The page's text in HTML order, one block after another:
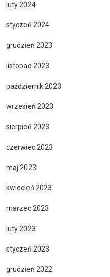
luty 2024
styczeń 2024
grudzień 2023
listopad 2023
październik 2023
wrzesień 2023
sierpień 2023
czerwiec 2023
maj 2023
kwiecień 2023
marzec 2023
luty 2023
styczeń 2023
grudzień 2022